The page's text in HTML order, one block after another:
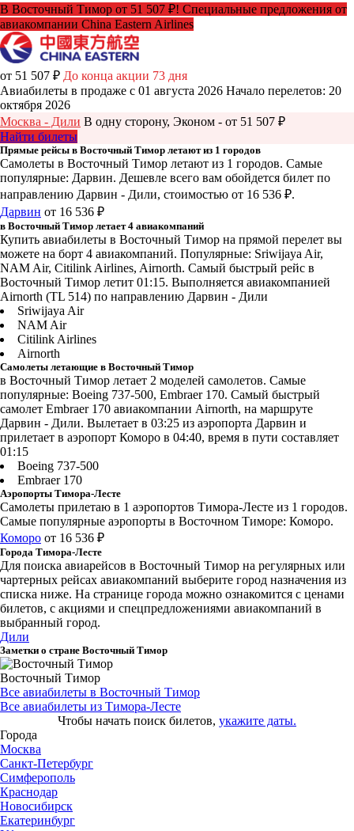
В Восточный Тимор от 51 507 ₽! Специальные предложения от
авиакомпании China Eastern Airlines
от 51 507 ₽ До конца акции 73 дня
Авиабилеты в продаже с 01 августа 2026 Начало перелетов: 20
октября 2026
Москва - Дили В одну сторону, Эконом - от 51 507 ₽
Найти билеты
Прямые рейсы в Восточный Тимор летают из 1 городов
Самолеты в Восточный Тимор летают из 1 городов. Самые
популярные: Дарвин. Дешевле всего вам обойдется билет по
направлению Дарвин - Дили, стоимостью от 16 536 ₽.
Дарвин от 16 536 ₽
в Восточный Тимор летает 4 авиакомпаний
Купить авиабилеты в Восточный Тимор на прямой перелет вы
можете на борт 4 авиакомпаний. Популярные: Sriwijaya Air,
NAM Air, Citilink Airlines, Airnorth. Самый быстрый рейс в
Восточный Тимор летит 01:15. Выполняется авиакомпанией
Airnorth (TL 514) по направлению Дарвин - Дили
Sriwijaya Air
NAM Air
Citilink Airlines
Airnorth
Самолеты летающие в Восточный Тимор
в Восточный Тимор летает 2 моделей самолетов. Самые
популярные: Boeing 737-500, Embraer 170. Самый быстрый
самолет Embraer 170 авиакомпании Airnorth, на маршруте
Дарвин - Дили. Вылетает в 03:25 из аэропорта Дарвин и
прилетает в аэропорт Коморо в 04:40, время в пути составляет
01:15
Boeing 737-500
Embraer 170
Аэропорты Тимора-Лесте
Самолеты прилетаю в 1 аэропортов Тимора-Лесте из 1 городов.
Самые популярные аэропорты в Восточном Тиморе: Коморо.
Коморо от 16 536 ₽
Города Тимора-Лесте
Для поиска авиарейсов в Восточный Тимор на регулярных или
чартерных рейсах авиакомпаний выберите город назначения из
списка ниже. На странице города можно ознакомится с ценами
билетов, с акциями и спецпредложениями авиакомпаний в
выбранный город.
Дили
Заметки о стране Восточный Тимор
Восточный Тимор
Все авиабилеты в Восточный Тимор
Все авиабилеты из Тимора-Лесте
Чтобы начать поиск билетов, укажите даты.
Города
Москва
Санкт-Петербург
Симферополь
Краснодар
Новосибирск
Екатеринбург